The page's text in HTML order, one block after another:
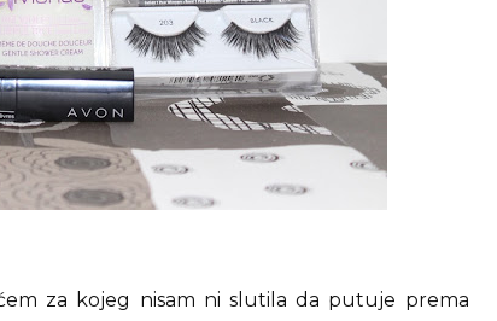
za kojeg nisam ni slutila da putuje prema